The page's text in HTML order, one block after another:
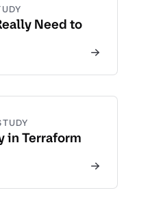
Need to
in Terraform